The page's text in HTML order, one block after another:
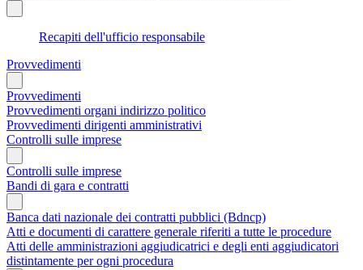
Recapiti dell'ufficio responsabile
Provvedimenti
Provvedimenti
Provvedimenti organi indirizzo politico
Provvedimenti dirigenti amministrativi
Controlli sulle imprese
Controlli sulle imprese
Bandi di gara e contratti
Banca dati nazionale dei contratti pubblici (Bdncp)
Atti e documenti di carattere generale riferiti a tutte le procedure
Atti delle amministrazioni aggiudicatrici e degli enti aggiudicatori
distintamente per ogni procedura